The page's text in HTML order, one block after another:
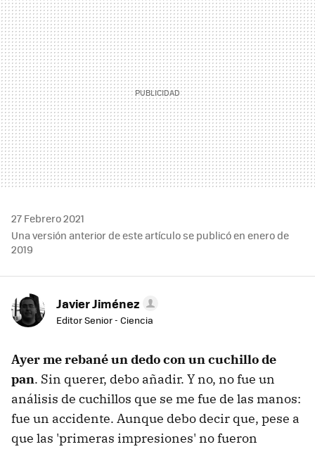
MAIL
27 Febrero 2021
Una versión anterior de este artículo se publicó en enero de
2019
Javier Jiménez
Editor Senior - Ciencia
Ayer me rebané un dedo con un cuchillo de
pan. Sin querer, debo añadir. Y no, no fue un
análisis de cuchillos que se me fue de las manos:
fue un accidente. Aunque debo decir que, pese a
que las 'primeras impresiones' no fueron